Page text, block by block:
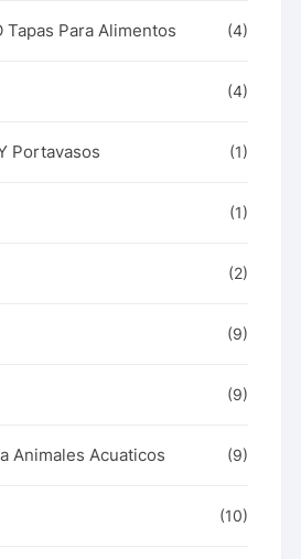
Tapas Para Alimentos (4)
(4)
Portavasos (1)
(1)
(2)
(9)
(9)
Animales Acuaticos (9)
(10)